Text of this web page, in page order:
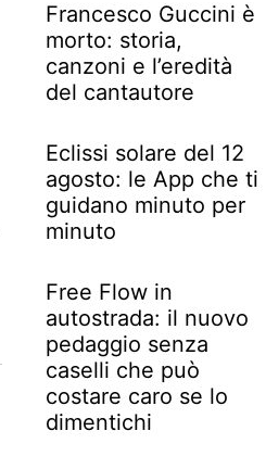
Francesco Guccini è
morto: storia,
canzoni e l’eredità
del cantautore
Eclissi solare del 12
agosto: le App che ti
guidano minuto per
minuto
Free Flow in
autostrada: il nuovo
pedaggio senza
caselli che può
costare caro se lo
dimentichi